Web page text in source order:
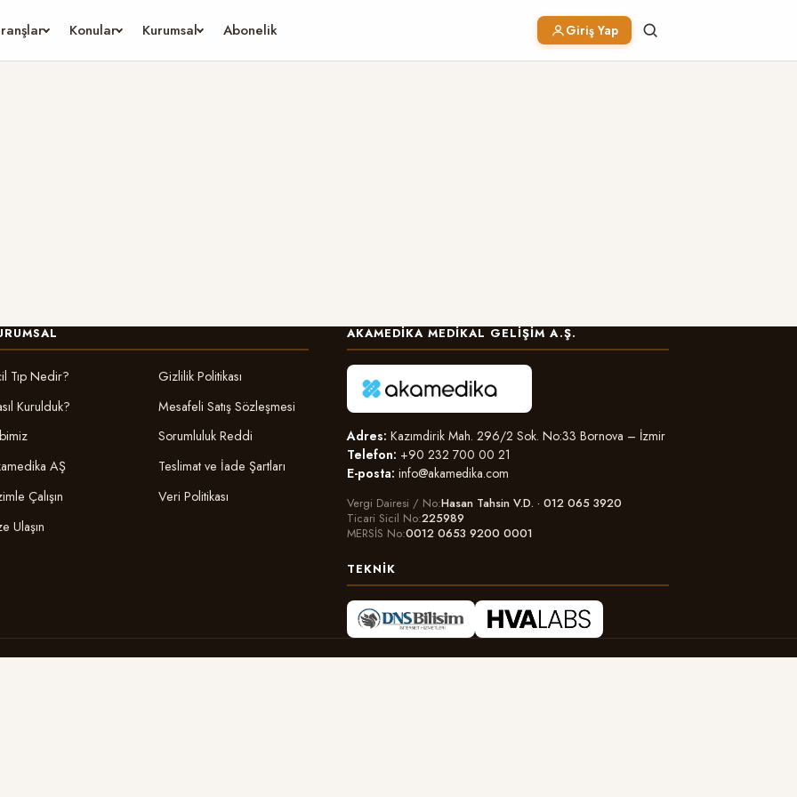
Konular Kurumsal Abonelik Giriş Yap
Tıp Nedir?
Kurulduk?
AŞ
Çalışın
Ulaşın
Gizlilik Politikası
Mesafeli Satış Sözleşmesi
Sorumluluk Reddi
Teslimat ve İade Şartları
Veri Politikası
AKAMEDIKA MEDIKAL GELIŞIM A.Ş.
Adres: Kazımdirik Mah. 296/2 Sok. No:33 Bornova – İzmir
Telefon: +90 232 700 00 21
E-posta: info@akamedika.com
Vergi Dairesi / No Hasan Tahsin V.D. · 012 065 3920
Ticari Sicil No 225989
MERSİS No 0012 0653 9200 0001
TEKNIK